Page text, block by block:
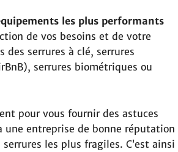
les plus performants
de vos besoins et de votre
des serrures à clé, serrures
serrures biométriques ou
pour vous fournir des astuces
une entreprise de bonne réputation
les plus fragiles. C’est ainsi